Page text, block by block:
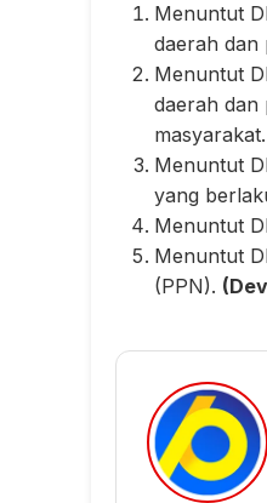
Menuntut
daerah dan
Menuntut
daerah dan
masyarakat.
Menuntut
yang
Menuntut
Menuntut
(PPN).